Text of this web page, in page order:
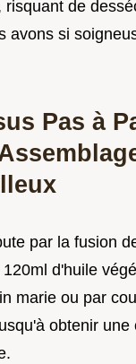
risquant de
avons si
Pas à
par la fusion
d'huile
marie ou par
obtenir une